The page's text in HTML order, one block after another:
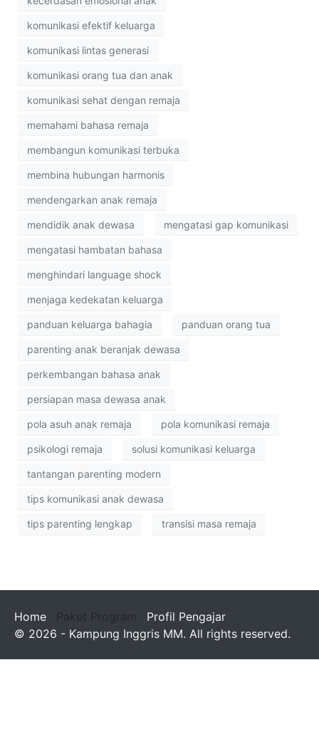
komunikasi efektif keluarga
komunikasi lintas generasi
komunikasi orang tua dan anak
komunikasi sehat dengan remaja
memahami bahasa remaja
membangun komunikasi terbuka
membina hubungan harmonis
mendengarkan anak remaja
mendidik anak dewasa mengatasi gap komunikasi
mengatasi hambatan bahasa
menghindari language shock
menjaga kedekatan keluarga
panduan keluarga bahagia panduan orang tua
parenting anak beranjak dewasa
perkembangan bahasa anak
persiapan masa dewasa anak
pola asuh anak remaja pola komunikasi remaja
psikologi remaja solusi komunikasi keluarga
tantangan parenting modern
tips komunikasi anak dewasa
tips parenting lengkap transisi masa remaja
Home Paket Program
Profil Pengajar
© 2026 - Kampung Inggris MM. All rights reserved.